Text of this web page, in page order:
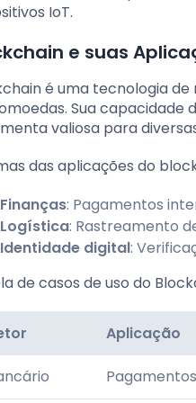
IoT.
e suas
é uma tecnologia
Sua
valiosa para
das aplicações do
Finanças: Pagamentos
Logística: Rastreamento
Identidade digital:
de casos de uso do
Aplicação
Pagamentos